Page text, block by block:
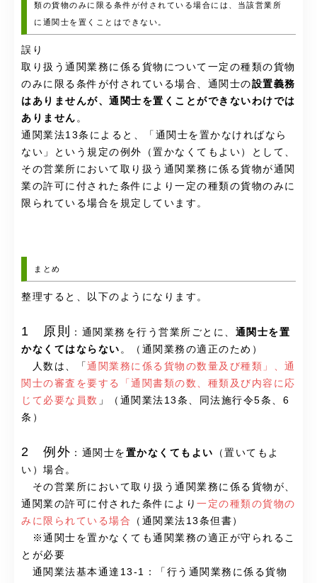
類の貨物のみに限る条件が付されている場合には、当該営業所
に通関士を置くことはできない。
誤り
取り扱う通関業務に係る貨物について一定の種類の貨物
のみに限る条件が付されている場合、通関士の設置義務
はありませんが、通関士を置くことができないわけでは
ありません 。
通関業法13条によると、「通関士を置かなければなら
ない」という規定の例外（置かなくてもよい）として、
その営業所において取り扱う通関業務に係る貨物が通関
業の許可に付された条件により一定の種類の貨物のみに
限られている場合を規定しています。
まとめ
整理すると、以下のようになります。
1 原則 ：通関業務を行う営業所ごとに、 通関士を置
かなくてはならない 。（通関業務の適正のため）
人数は、「 通関業務に係る貨物の数量及び種類」、通
関士の審査を要する「通関書類の数、種類及び内容に応
じて必要な員数 」（通関業法13条、同法施行令5条、6
条）
2 例外 ：通関士を 置かなくてもよい （置いてもよ
い）場合。
その営業所において取り扱う通関業務に係る貨物が、
通関業の許可に付された条件により 一定の種類の貨物の
みに限られている場合
（通関業法13条但書）
※通関士を置かなくても通関業務の適正が守られるこ
とが必要
通関業法基本通達13-1：「行う通関業務に係る貨物